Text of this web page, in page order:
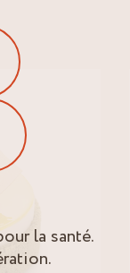
la santé.